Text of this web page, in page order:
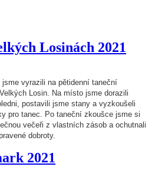
Losinách 2021
jsme vyrazili na pětidenní taneční
Losin. Na místo jsme dorazili
postavili jsme stany a vyzkoušeli
pro tanec. Po taneční zkoušce jsme si
večeři z vlastních zásob a ochutnali
dobroty.
2021